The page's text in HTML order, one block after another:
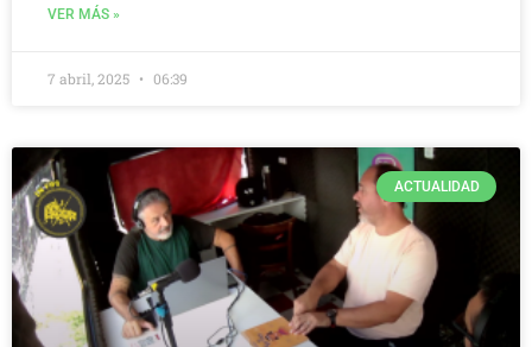
VER MÁS »
7 abril, 2025 06:39
ACTUALIDAD